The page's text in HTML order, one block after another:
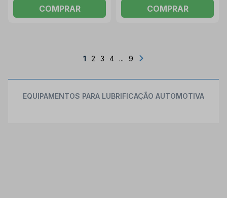
COMPRAR COMPRAR
1 2 3 4 ... 9
EQUIPAMENTOS PARA LUBRIFICAÇÃO AUTOMOTIVA